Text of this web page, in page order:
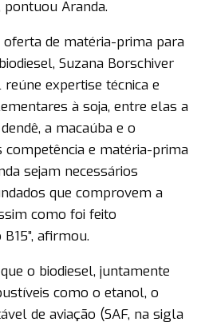
pontuou Aranda.
de matéria-prima para
Suzana Borschiver
expertise técnica e
à soja, entre elas a
a macaúba e o
competência e matéria-prima
sejam necessários
que comprovem a
como foi feito
afirmou.
o biodiesel, juntamente
como o etanol, o
de aviação (SAF, na sigla